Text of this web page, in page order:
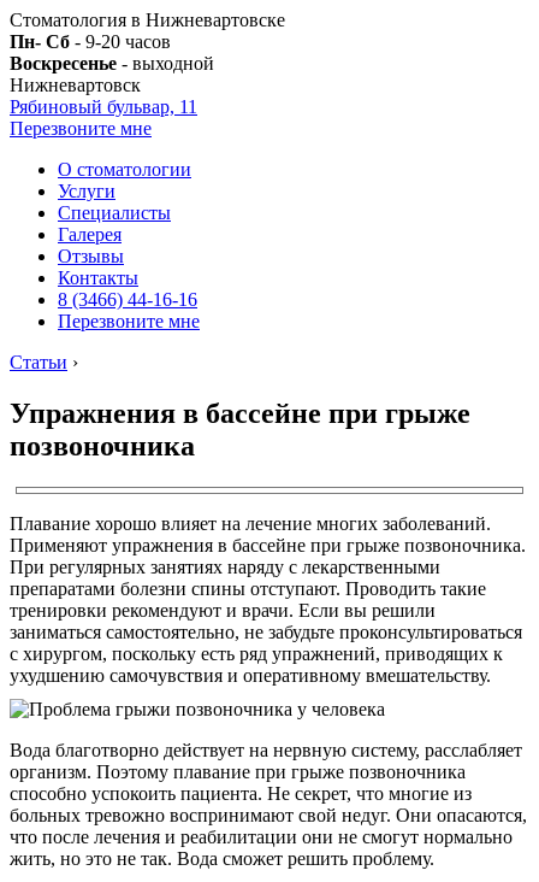
Стоматология в Нижневартовске
Пн- Сб - 9-20 часов
Воскресенье - выходной
Нижневартовск
Рябиновый бульвар, 11
Перезвоните мне
О стоматологии
Услуги
Специалисты
Галерея
Отзывы
Контакты
8 (3466) 44-16-16
Перезвоните мне
Статьи ›
Упражнения в бассейне при грыже
позвоночника
Плавание хорошо влияет на лечение многих заболеваний.
Применяют упражнения в бассейне при грыже позвоночника.
При регулярных занятиях наряду с лекарственными
препаратами болезни спины отступают. Проводить такие
тренировки рекомендуют и врачи. Если вы решили
заниматься самостоятельно, не забудьте проконсультироваться
с хирургом, поскольку есть ряд упражнений, приводящих к
ухудшению самочувствия и оперативному вмешательству.
Вода благотворно действует на нервную систему, расслабляет
организм. Поэтому плавание при грыже позвоночника
способно успокоить пациента. Не секрет, что многие из
больных тревожно воспринимают свой недуг. Они опасаются,
что после лечения и реабилитации они не смогут нормально
жить, но это не так. Вода сможет решить проблему.